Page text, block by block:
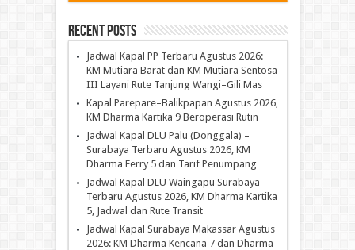
Recent Posts
Jadwal Kapal PP Terbaru Agustus 2026:
KM Mutiara Barat dan KM Mutiara Sentosa
III Layani Rute Tanjung Wangi–Gili Mas
Kapal Parepare–Balikpapan Agustus 2026,
KM Dharma Kartika 9 Beroperasi Rutin
Jadwal Kapal DLU Palu (Donggala) –
Surabaya Terbaru Agustus 2026, KM
Dharma Ferry 5 dan Tarif Penumpang
Jadwal Kapal DLU Waingapu Surabaya
Terbaru Agustus 2026, KM Dharma Kartika
5, Jadwal dan Rute Transit
Jadwal Kapal Surabaya Makassar Agustus
2026: KM Dharma Kencana 7 dan Dharma